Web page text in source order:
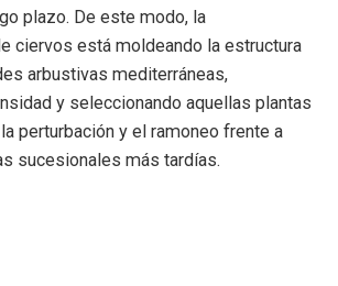
plazo. De este modo, la
ciervos está moldeando la estructura
arbustivas mediterráneas,
y seleccionando aquellas plantas
perturbación y el ramoneo frente a
sucesionales más tardías.